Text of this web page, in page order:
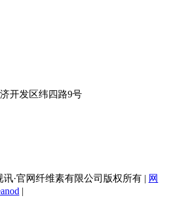
开发区纬四路9号
·官网纤维素有限公司版权所有 | 网
|